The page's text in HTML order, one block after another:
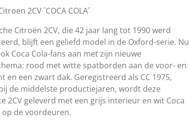
2CV `COCA COLA´
Citroën 2CV, die 42 jaar lang tot 1990 werd
blijft een geliefd model in de Oxford-serie. Nu
Coca Cola-fans aan met zijn nieuwe
rood met witte spatborden aan de voor- en
en een zwart dak. Geregistreerd als CC 1975,
de middelste productiejaren, wordt deze
2CV geleverd met een grijs interieur en wit Coca
op de voordeuren.